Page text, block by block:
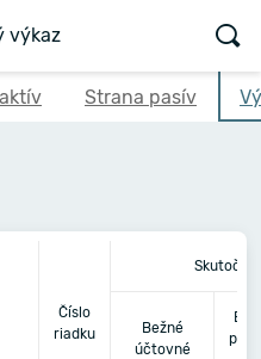
výkaz
Strana pasív
Číslo
riadku
Bežné
účtovné